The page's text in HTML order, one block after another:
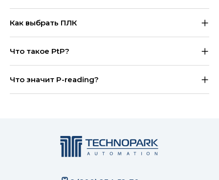
Как выбрать ПЛК
Что такое PtP?
Что значит P-reading?